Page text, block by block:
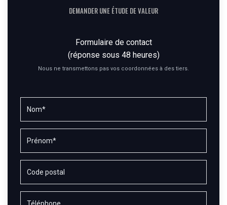
DEMANDER UNE ÉTUDE DE VALEUR
Formulaire de contact
(réponse sous 48 heures)
Nous ne transmettons pas vos coordonnées à des tiers.